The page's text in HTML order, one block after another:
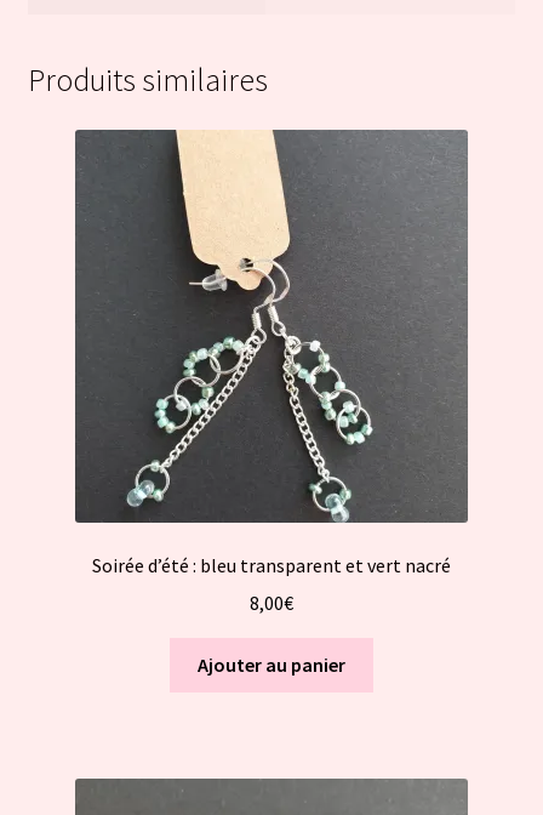
Produits similaires
Soirée d’été : bleu transparent et vert nacré
8,00€
Ajouter au panier